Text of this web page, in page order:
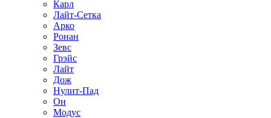
Карл
Лайт-Сетка
Арко
Ронан
Зевс
Грэйс
Лайт
Дож
Нулит-Пад
Он
Модус